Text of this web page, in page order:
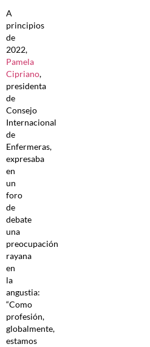
A
principios
de
2022,
Pamela
Cipriano,
presidenta
de
Consejo
Internacional
de
Enfermeras,
expresaba
en
un
foro
de
debate
una
preocupación
rayana
en
la
angustia:
“Como
profesión,
globalmente,
estamos